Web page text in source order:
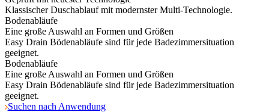
Klassischer Duschablauf mit modernster Multi-Technologie.
Bodenabläufe
Eine große Auswahl an Formen und Größen
Easy Drain Bödenabläufe sind für jede Badezimmersituation
geeignet.
Bodenabläufe
Eine große Auswahl an Formen und Größen
Easy Drain Bödenabläufe sind für jede Badezimmersituation
geeignet.
Suchen nach Anwendung